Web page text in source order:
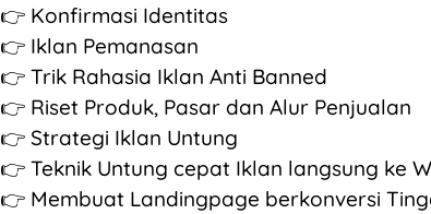
👉 Konfirmasi Identitas
👉 Iklan Pemanasan
👉 Trik Rahasia Iklan Anti Banned
👉 Riset Produk, Pasar dan Alur Penjualan
👉 Strategi Iklan Untung
👉 Teknik Untung cepat Iklan langsung ke
👉 Membuat Landingpage berkonversi